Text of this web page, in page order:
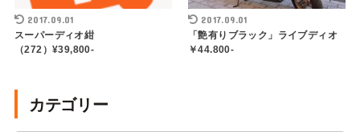
2017.09.01
スーパーディオ紺
（272）¥39,800-
2017.09.01
「艶有りブラック」ライブディオ
￥44.800-
カテゴリー